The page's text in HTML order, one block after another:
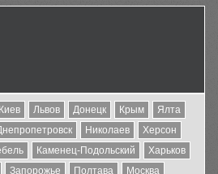
Киев Львов Донецк Крым
Ялта
Николаев
Херсон
Каменец-Подольский
Харьков
Запорожье Полтава
Москва